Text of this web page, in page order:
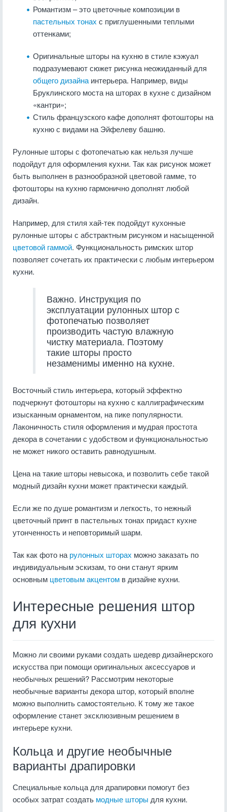
Романтизм – это цветочные композиции в
пастельных тонах с приглушенными теплыми
оттенками;
Оригинальные шторы на кухню в стиле кэжуал
подразумевают сюжет рисунка неожиданный для
общего дизайна интерьера. Например, виды
Бруклинского моста на шторах в кухне с дизайном
«кантри»;
Стиль французского кафе дополнят фотошторы на
кухню с видами на Эйфелеву башню.
Рулонные шторы с фотопечатью как нельзя лучше
подойдут для оформления кухни. Так как рисунок может
быть выполнен в разнообразной цветовой гамме, то
фотошторы на кухню гармонично дополнят любой
дизайн.
Например, для стиля хай-тек подойдут кухонные
рулонные шторы с абстрактным рисунком и насыщенной
цветовой гаммой. Функциональность римских штор
позволяет сочетать их практически с любым интерьером
кухни.
Важно. Инструкция по
эксплуатации рулонных штор с
фотопечатью позволяет
производить частую влажную
чистку материала. Поэтому
такие шторы просто
незаменимы именно на кухне.
Восточный стиль интерьера, который эффектно
подчеркнут фотошторы на кухню с каллиграфическим
изысканным орнаментом, на пике популярности.
Лаконичность стиля оформления и мудрая простота
декора в сочетании с удобством и функциональностью
не может никого оставить равнодушным.
Цена на такие шторы невысока, и позволить себе такой
модный дизайн кухни может практически каждый.
Если же по душе романтизм и легкость, то нежный
цветочный принт в пастельных тонах придаст кухне
утонченность и неповторимый шарм.
Так как фото на рулонных шторах можно заказать по
индивидуальным эскизам, то они станут ярким
основным цветовым акцентом в дизайне кухни.
Интересные решения штор
для кухни
Можно ли своими руками создать шедевр дизайнерского
искусства при помощи оригинальных аксессуаров и
необычных решений? Рассмотрим некоторые
необычные варианты декора штор, который вполне
можно выполнить самостоятельно. К тому же такое
оформление станет эксклюзивным решением в
интерьере кухни.
Кольца и другие необычные
варианты драпировки
Специальные кольца для драпировки помогут без
особых затрат создать модные шторы для кухни.